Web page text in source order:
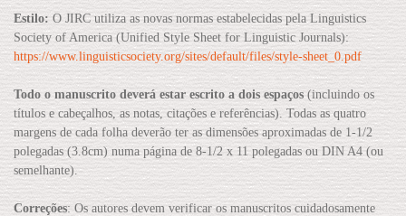
Estilo: O JIRC utiliza as novas normas estabelecidas pela Linguistics
Society of America (Unified Style Sheet for Linguistic Journals):
https://www.linguisticsociety.org/sites/default/files/style-sheet_0.pdf
Todo o manuscrito deverá estar escrito a dois espaços(incluindo os
títulos e cabeçalhos, as notas, citações e referências). Todas as quatro
margens de cada folha deverão ter as dimensões aproximadas de 1-1/2
polegadas (3.8cm) numa página de 8-1/2 x 11 polegadas ou DIN A4 (ou
semelhante).
Correções: Os autores devem verificar os manuscritos cuidadosamente